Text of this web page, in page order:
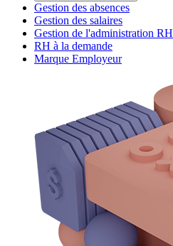
Gestion des absences
Gestion des salaires
Gestion de l'administration RH
RH à la demande
Marque Employeur